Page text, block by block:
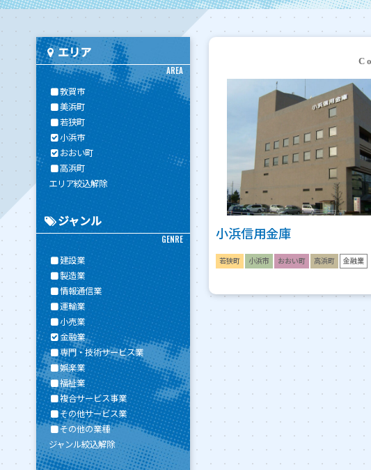
エリア
AREA
敦賀市
美浜町
若狭町
小浜市
おおい町
高浜町
エリア絞込解除
ジャンル
GENRE
建設業
製造業
情報通信業
運輸業
小売業
金融業
専門・技術サービス業
娯楽業
福祉業
複合サービス事業
その他サービス業
その他の業種
ジャンル絞込解除
小浜信用金庫
若狭町 小浜市 おおい町 高浜町 金融業